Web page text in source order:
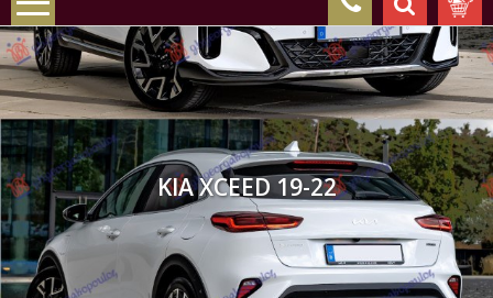
KIA XCEED 19-22